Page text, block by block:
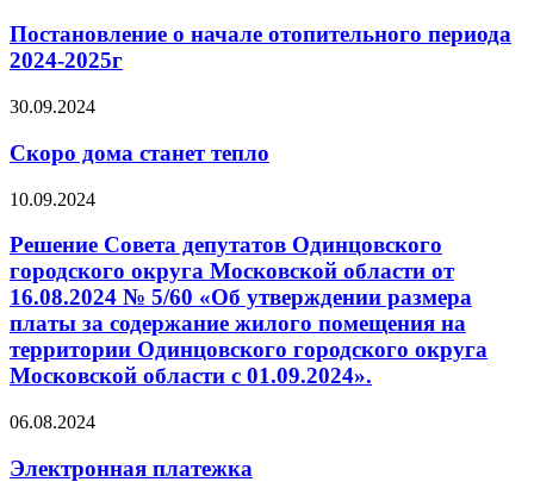
Постановление о начале отопительного периода
2024-2025г
30.09.2024
Скоро дома станет тепло
10.09.2024
Решение Совета депутатов Одинцовского
городского округа Московской области от
16.08.2024 № 5/60 «Об утверждении размера
платы за содержание жилого помещения на
территории Одинцовского городского округа
Московской области с 01.09.2024».
06.08.2024
Электронная платежка